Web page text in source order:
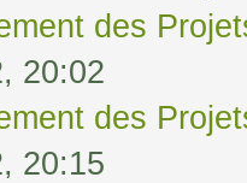
des
20:02
des
20:15